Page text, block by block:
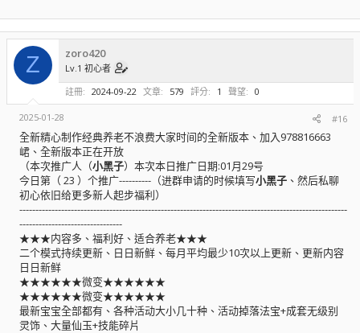
Z zoro420
Lv.1 初心者
註冊
2024-09-22 文章 579 評分 1 聲望 0
2025-01-28 #16
全新精心制作经典养老不浪费大家时间的全新版本、加入978816663
峮、全新版本正在开放
（本次推广人（小黑子）本次本日推广日期:01月29号
今日第（ 23 ）个推广----------（进群申请的时候填写小黑子 、然后私聊
初心依旧给更多新人起步福利）
------------------------------------------------------------------------------------------------------
--------------------------------
★★★内容多、福利好、适合养老★★★
二个模式持续更新、日日新鲜、每月平均最少10次以上更新、更新内容
日日新鲜
★★★★★★微变★★★★★★
★★★★★★微变★★★★★★
最新宝宝全部都有、各种活动大小几十种、活动掉落法宝+成套无级别
灵饰、大量仙玉+技能碎片